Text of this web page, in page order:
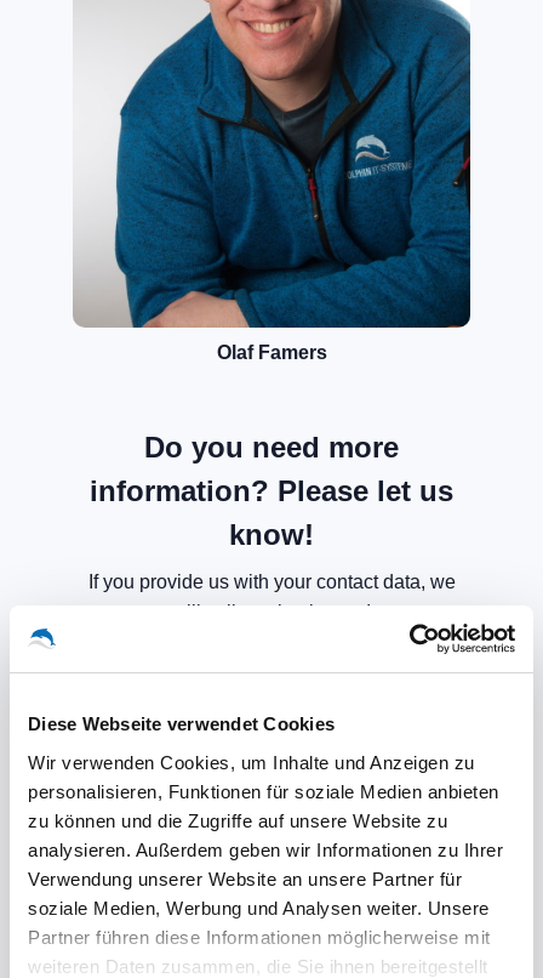
Diese Webseite verwendet Cookies
Wir verwenden Cookies, um Inhalte und Anzeigen zu
personalisieren, Funktionen für soziale Medien anbieten
zu können und die Zugriffe auf unsere Website zu
analysieren. Außerdem geben wir Informationen zu Ihrer
Verwendung unserer Website an unsere Partner für
soziale Medien, Werbung und Analysen weiter. Unsere
Partner führen diese Informationen möglicherweise mit
weiteren Daten zusammen, die Sie ihnen bereitgestellt
Olaf Famers
Do you need more
information? Please let us
know!
If you provide us with your contact data, we
will call you back soon!
By submiting the form, you accept our
privacy policy.